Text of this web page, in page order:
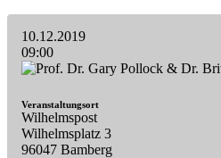
10.12.2019
09:00
Veranstaltungsort
Wilhelmspost
Wilhelmsplatz 3
96047 Bamberg